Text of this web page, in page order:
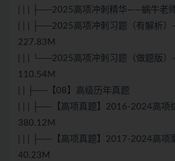
| | | ├──2025高项冲刺精华——蜗牛老
| | | ├──2025高项冲刺习题（有解析
227.83M
| | | └──2025高项冲刺习题（做题版
110.54M
| | ├──【08】高级历年真题
| | | ├──【高项真题】2016-2024高项
380.12M
| | | ├──【高项真题】2017-2024高项
40.23M